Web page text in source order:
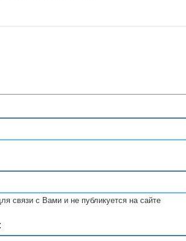
связи с Вами и не публикуется на сайте